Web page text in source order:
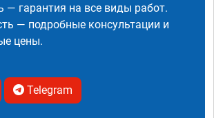
— гарантия на все виды работ.
— подробные консультации и
цены.
Telegram